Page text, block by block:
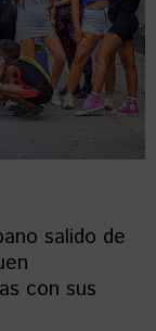
salido de
con sus